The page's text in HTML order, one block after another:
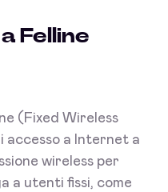
Felline
(Fixed Wireless
accesso a Internet a
wireless per
a utenti fissi, come